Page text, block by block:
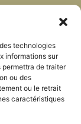
technologies
informations sur
de traiter
ou des
ou le retrait
caractéristiques